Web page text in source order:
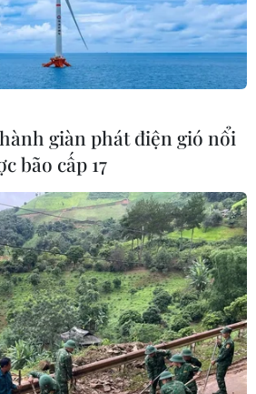
giàn phát điện gió nổi
bão cấp 17